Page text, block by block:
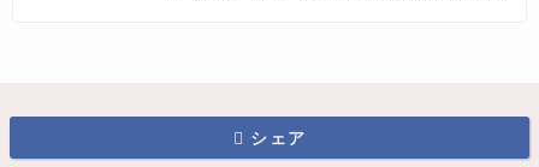
楽しめるお役立ち情報をご紹介します。
シェア